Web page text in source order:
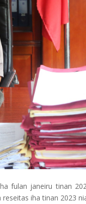
fulan janeiru tinan
iha tinan 2023